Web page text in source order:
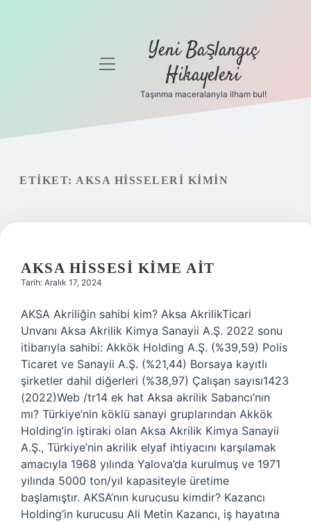
Gizlilik
Yasal Uyarı
Hakkımızda
menüyü
Yeni Başlangıç
Hikayeleri
Taşınma maceralarıyla ilham bul!
ETIKET: AKSA HISSELERI KIMIN
AKSA HISSESI KIME AIT
Tarih: Aralık 17, 2024
AKSA Akriliğin sahibi kim? Aksa AkrilikTicari
Unvanı Aksa Akrilik Kimya Sanayii A.Ş. 2022 sonu
itibarıyla sahibi: Akkök Holding A.Ş. (%39,59) Polis
Ticaret ve Sanayii A.Ş. (%21,44) Borsaya kayıtlı
şirketler dahil diğerleri (%38,97) Çalışan sayısı1423
(2022)Web /tr14 ek hat Aksa akrilik Sabancı’nın
mı? Türkiye’nin köklü sanayi gruplarından Akkök
Holding’in iştiraki olan Aksa Akrilik Kimya Sanayii
A.Ş., Türkiye’nin akrilik elyaf ihtiyacını karşılamak
amacıyla 1968 yılında Yalova’da kurulmuş ve 1971
yılında 5000 ton/yıl kapasiteyle üretime
başlamıştır. AKSA’nın kurucusu kimdir? Kazancı
Holding’in kurucusu Ali Metin Kazancı, iş hayatına